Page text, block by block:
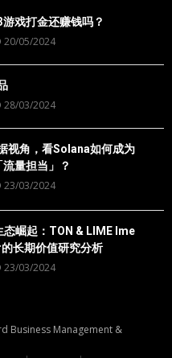
戏打金还赚钱吗？
20/05/2024
28/03/2024
视角，看Solana如何成为
量担当」？
23/03/2024
崛起：TON & LIME Ime
长期价值研究分析
23/03/2024
Business Management &